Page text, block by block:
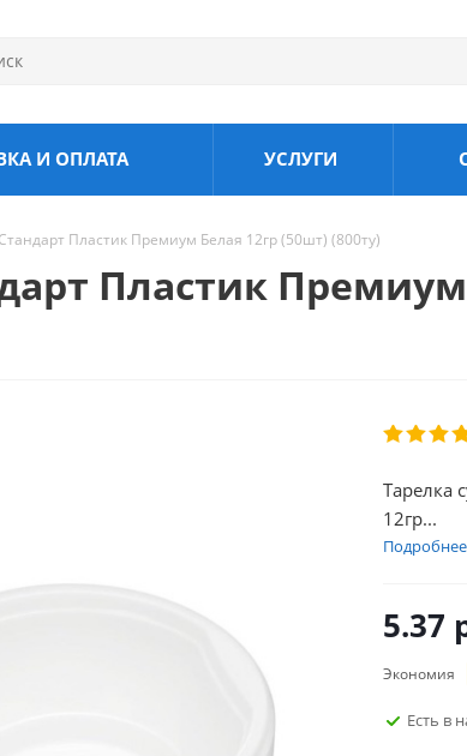
И ОПЛАТА УСЛУГИ
Пластик Премиум Белая 12гр (50шт) (800ту)
Пластик
Тарелка
12гр...
Подробнее
5.37
Экономия
Есть в